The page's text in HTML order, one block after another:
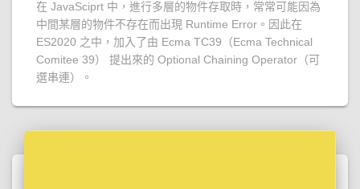
在 JavaSciprt 中，進行多層的物件存取時，常常可能因為
中間某層的物件不存在而出現 Runtime Error。因此在
ES2020 之中，加入了由 Ecma TC39（Ecma Technical
Comitee 39） 提出來的 Optional Chaining Operator（可
選串連）。